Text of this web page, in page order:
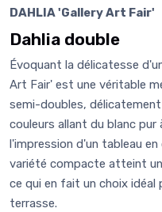
DAHLIA 'Gallery Art Fair'
Dahlia double
Évoquant la délicatesse
Art Fair' est une véritable
semi-doubles,
couleurs allant du blanc
l'impression d'un tableau
variété compacte atteint
ce qui en fait un choix idéal
terrasse.